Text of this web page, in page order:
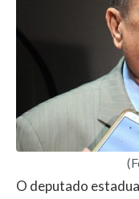
O deputado